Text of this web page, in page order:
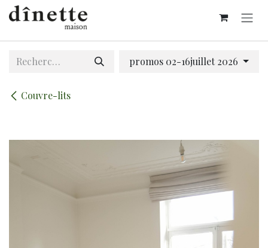
Se rendre au contenu
Couvre-lits
promos 02-16juillet 2026